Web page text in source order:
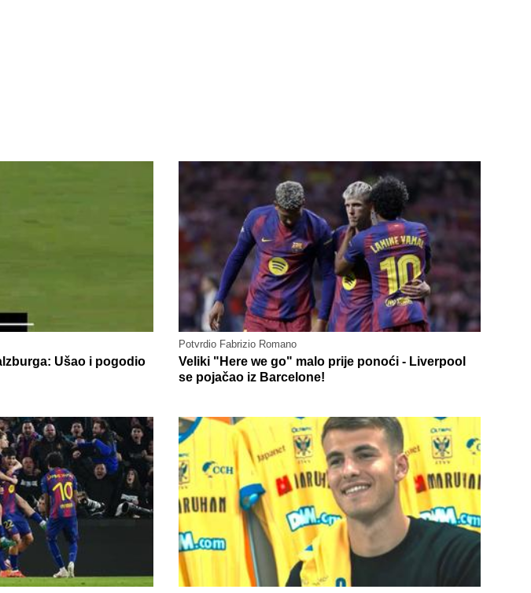
Ušao i pogodio
Potvrdio Fabrizio Romano
Veliki "Here we go" malo prije ponoći - Liverpool
se pojačao iz Barcelone!